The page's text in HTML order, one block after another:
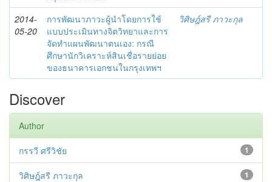
2014-
05-20
การพัฒนาภาวะผู้นำโดยการใช้
แบบประเมินทางจิตวิทยาและการ
จัดทำแผนพัฒนาตนเอง: กรณี
ศึกษานักวิเคราะห์สินเชื่อรายย่อย
ของธนาคารเอกชนในกรุงเทพฯ
วิศิษฎ์สรี ภาวะกุล
Discover
Author
1
กรรวี ศรีวิชัย
1
วิศิษฎ์สรี ภาวะกุล